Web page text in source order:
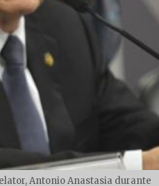
Antonio Anastasia durante